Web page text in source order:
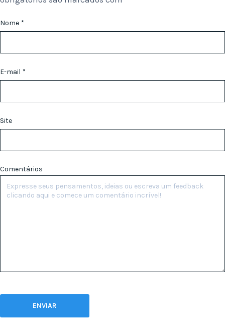
Nome *
E-mail *
Site
Comentários